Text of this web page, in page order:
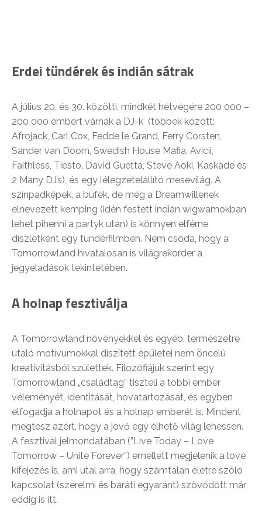
Erdei tündérek és indián sátrak
A július 20. és 30. közötti, mindkét hétvégére 200 000 –
200 000 embert várnak a DJ-k (többek között:
Afrojack, Carl Cox, Fedde le Grand, Ferry Corsten,
Sander van Doorn, Swedish House Mafia, Avicii,
Faithless, Tiësto, David Guetta, Steve Aoki, Kaskade és
2 Many DJ’s), és egy lélegzetelállító mesevilág. A
színpadképek, a büfék, de még a Dreamwillenek
elnevezett kemping (idén festett indián wigwamokban
lehet pihenni a partyk után) is könnyen elférne
díszletként egy tündérfilmben. Nem csoda, hogy a
Tomorrowland hivatalosan is világrekorder a
jegyeladások tekintetében.
A holnap fesztiválja
A Tomorrowland növényekkel és egyéb, természetre
utaló motívumokkal díszített épületei nem öncélú
kreativitásból születtek. Filozófiájuk szerint egy
Tomorrowland „családtag” tiszteli a többi ember
véleményét, identitását, hovatartozását, és egyben
elfogadja a holnapot és a holnap emberét is. Mindent
megtesz azért, hogy a jövő egy élhető világ lehessen.
A fesztivál jelmondatában (”Live Today – Love
Tomorrow – Unite Forever”) emellett megjelenik a love
kifejezés is, ami utal arra, hogy számtalan életre szóló
kapcsolat (szerelmi és baráti egyaránt) szövődött már
eddig is itt.